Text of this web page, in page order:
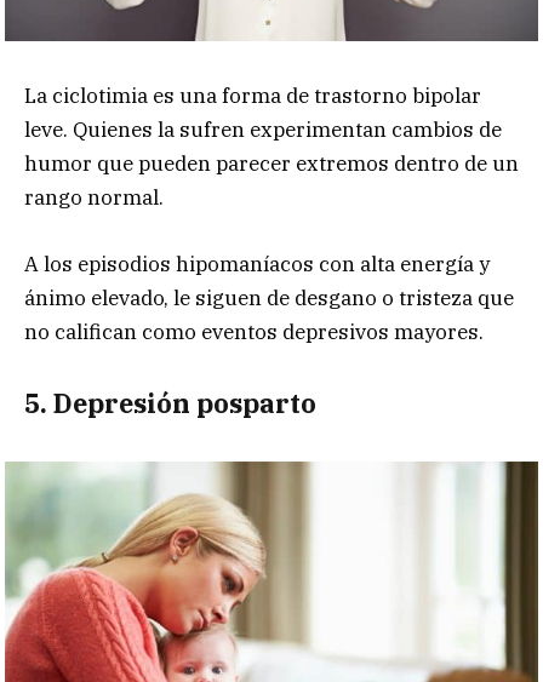
La ciclotimia es una forma de trastorno bipolar
leve. Quienes la sufren experimentan cambios de
humor que pueden parecer extremos dentro de un
rango normal.
A los episodios hipomaníacos con alta energía y
ánimo elevado, le siguen de desgano o tristeza que
no califican como eventos depresivos mayores.
5. Depresión posparto